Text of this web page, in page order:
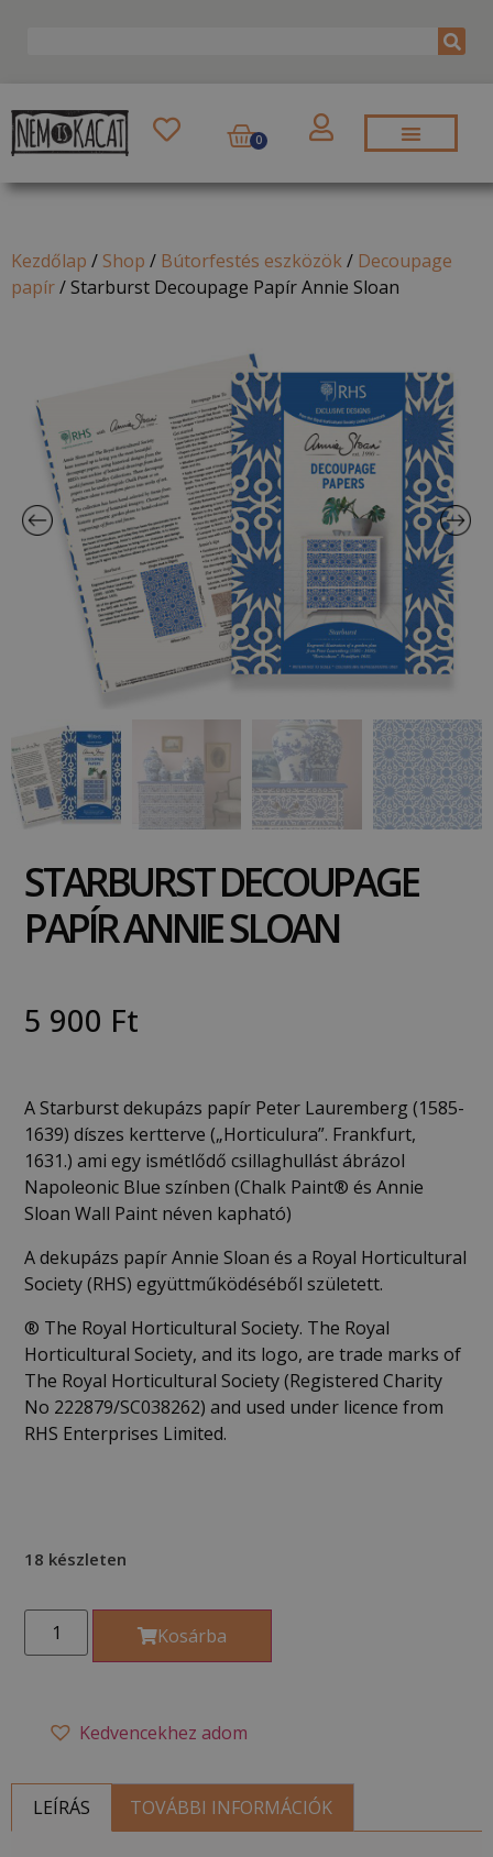
0
Kezdőlap / Shop / Bútorfestés eszközök/ Decoupage
papír/Starburst Decoupage Papír Annie Sloan
STARBURST DECOUPAGE
PAPÍR ANNIE SLOAN
5 900 Ft
A Starburst dekupázs papír Peter Lauremberg (1585-
1639) díszes kertterve („Horticulura”. Frankfurt,
1631.) ami egy ismétlődő csillaghullást ábrázol
Napoleonic Blue színben (Chalk Paint® és Annie
Sloan Wall Paint néven kapható)
A dekupázs papír Annie Sloan és a Royal Horticultural
Society (RHS) együttműködéséből született.
®️ The Royal Horticultural Society. The Royal
Horticultural Society, and its logo, are trade marks of
The Royal Horticultural Society (Registered Charity
No 222879/SC038262) and used under licence from
RHS Enterprises Limited.
18 készleten
Kosárba
Kedvencekhez adom
LEÍRÁS TOVÁBBI INFORMÁCIÓK